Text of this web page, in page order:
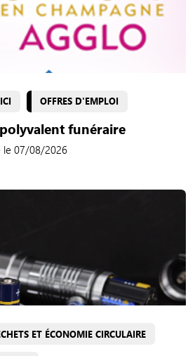
OFFRES D'EMPLOI
funéraire
le 07/08/2026
ET ÉCONOMIE CIRCULAIRE